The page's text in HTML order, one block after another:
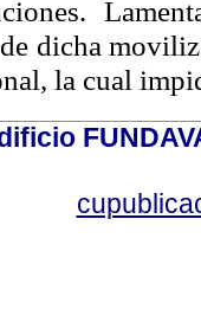
dicha
la cual